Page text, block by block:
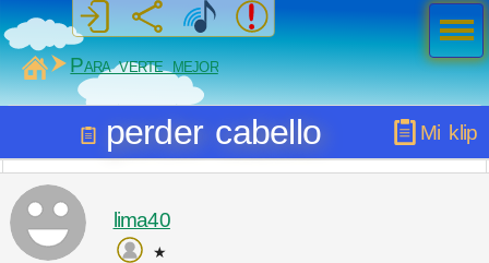
MiSabueso
Para verte mejor
Mi klip
perder cabello
lima40
★
Men
ú